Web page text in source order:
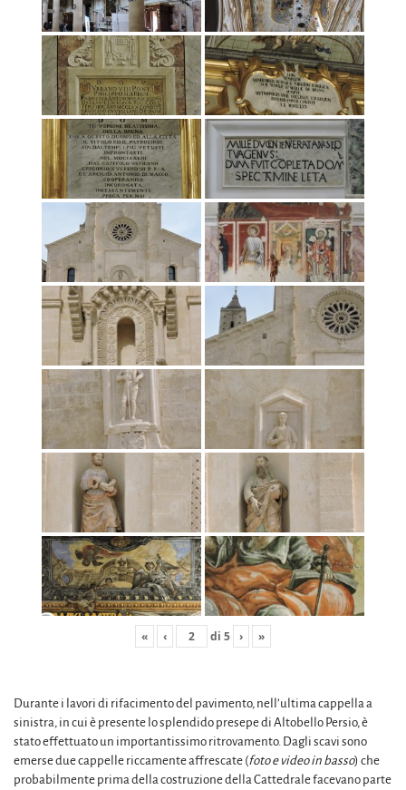
« ‹ di 5 › »
Durante i lavori di rifacimento del pavimento, nell’ultima cappella a
sinistra, in cui è presente lo splendido presepe di Altobello Persio, è
stato effettuato un importantissimo ritrovamento. Dagli scavi sono
emerse due cappelle riccamente affrescate (foto e video in basso) che
probabilmente prima della costruzione della Cattedrale facevano parte